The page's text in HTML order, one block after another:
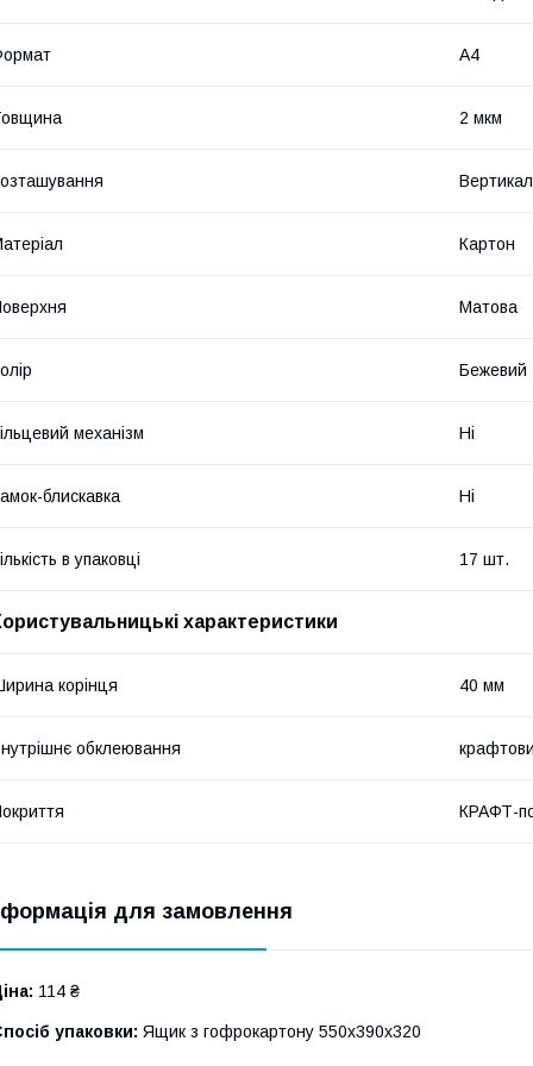
A4
2 мкм
Картон
Матова
Бежевий
механізм Ні
блискавка Ні
в упаковці 17 шт.
характеристики
корінця 40 мм
обклеювання
КРАФТ-
для замовлення
114 ₴
упаковки: Ящик з гофрокартону 550х390х320